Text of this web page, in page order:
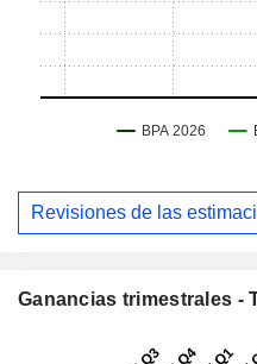
Revisiones de las
Ganancias trimestrales -